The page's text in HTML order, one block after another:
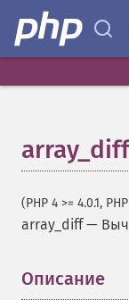
array_diff
(PHP 4 >= 4.0.1,
array_diff—
Описание